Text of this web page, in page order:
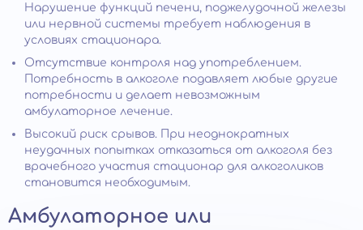
Нарушение функций печени, поджелудочной железы
или нервной системы требует наблюдения в
условиях стационара.
Отсутствие контроля над употреблением.
Потребность в алкоголе подавляет любые другие
потребности и делает невозможным
амбулаторное лечение.
Высокий риск срывов. При неоднократных
неудачных попытках отказаться от алкоголя без
врачебного участия стационар для алкоголиков
становится необходимым.
Амбулаторное или